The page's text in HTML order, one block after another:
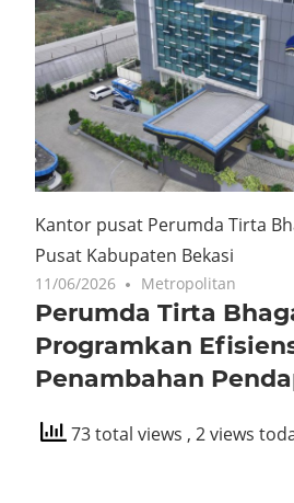
Kantor pusat Perumda Tirta
Pusat Kabupaten Bekasi
11/06/2026 No comments
Metropolitan
Perumda Tirta
Programkan
Penambahan
73 total views , 2 views